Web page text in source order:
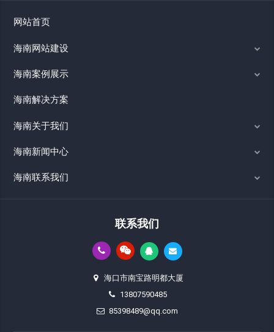
网站首页
海南网站建设
海南案例展示
海南解决方案
海南关于我们
海南新闻中心
海南联系我们
联系我们
海口市南宝路明都大厦
13807590485
85398489@qq.com